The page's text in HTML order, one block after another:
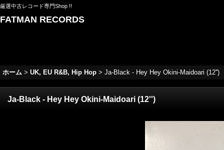
厳選中古レコード専門Shop !!
FATMAN RECORDS
ホーム > UK, EU R&B, Hip Hop > Ja-Black - Hey Hey Okini-Maidoari (12'')
Ja-Black - Hey Hey Okini-Maidoari (12'')